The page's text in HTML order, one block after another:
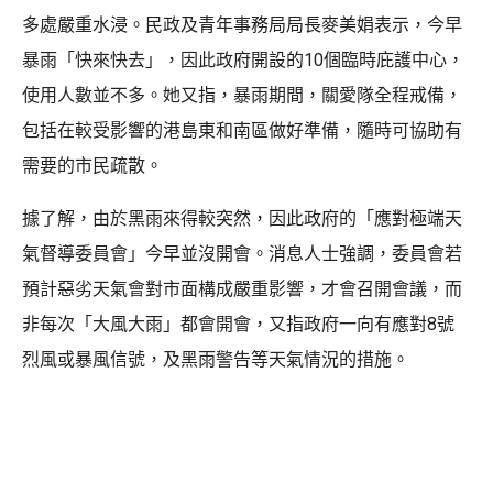
多處嚴重水浸。民政及青年事務局局長麥美娟表示，今早
暴雨「快來快去」，因此政府開設的10個臨時庇護中心，
使用人數並不多。她又指，暴雨期間，關愛隊全程戒備，
包括在較受影響的港島東和南區做好準備，隨時可協助有
需要的市民疏散。
據了解，由於黑雨來得較突然，因此政府的「應對極端天
氣督導委員會」今早並沒開會。消息人士強調，委員會若
預計惡劣天氣會對市面構成嚴重影響，才會召開會議，而
非每次「大風大雨」都會開會，又指政府一向有應對8號
烈風或暴風信號，及黑雨警告等天氣情況的措施。